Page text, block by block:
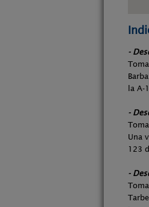
-
la
-
Una
123
-